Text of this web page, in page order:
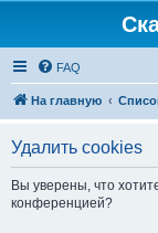
FAQ
На главную
Удалить cookies
Вы уверены, что
конференцией?